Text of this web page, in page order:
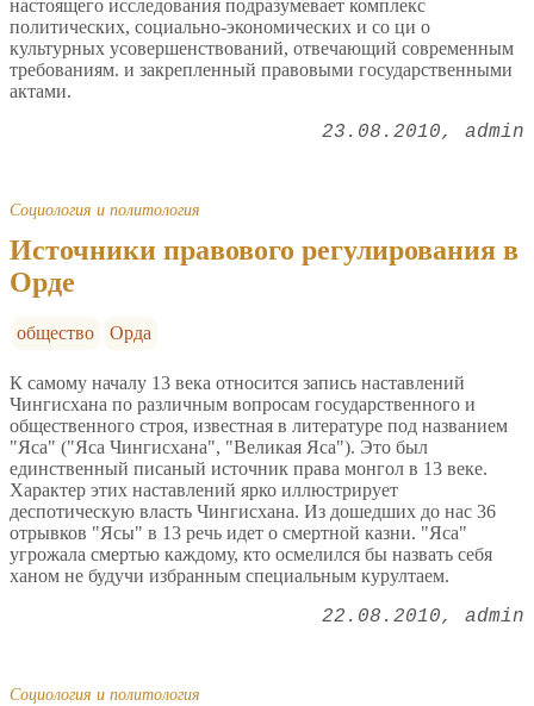
настоящего исследования подразумевает комплекс
политических, социально-экономических и со ци о
культурных усовершенствований, отвечающий современным
требованиям. и закрепленный правовыми государственными
актами.
23.08.2010 admin
Социология и политология
Источники правового регулирования в
Орде
общество Орда
К самому началу 13 века относится запись наставлений
Чингисхана по различным вопросам государственного и
общественного строя, известная в литературе под названием
"Яса" ("Яса Чингисхана", "Великая Яса"). Это был
единственный писаный источник права монгол в 13 веке.
Характер этих наставлений ярко иллюстрирует
деспотическую власть Чингисхана. Из дошедших до нас 36
отрывков "Ясы" в 13 речь идет о смертной казни. "Яса"
угрожала смертью каждому, кто осмелился бы назвать себя
ханом не будучи избранным специальным курултаем.
22.08.2010 admin
Социология и политология